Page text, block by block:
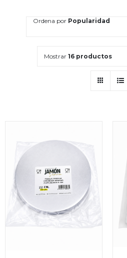
Ordena por Popularidad
Mostrar 16 productos